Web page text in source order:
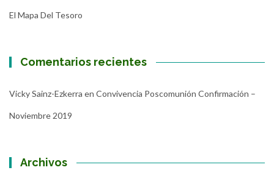
El Mapa Del Tesoro
Comentarios recientes
Vicky Sainz-Ezkerra en Convivencia Poscomunión Confirmación –
Noviembre 2019
Archivos